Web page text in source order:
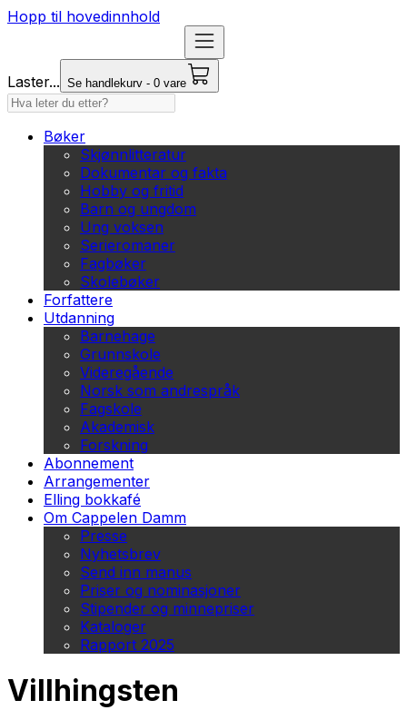
Hopp til hovedinnhold
Laster... Se handlekurv - 0 vare
Bøker
Skjønnlitteratur
Dokumentar og fakta
Hobby og fritid
Barn og ungdom
Ung voksen
Serieromaner
Fagbøker
Skolebøker
Forfattere
Utdanning
Barnehage
Grunnskole
Videregående
Norsk som andrespråk
Fagskole
Akademisk
Forskning
Abonnement
Arrangementer
Elling bokkafé
Om Cappelen Damm
Presse
Nyhetsbrev
Send inn manus
Priser og nominasjoner
Stipender og minnepriser
Kataloger
Rapport 2025
Villhingsten